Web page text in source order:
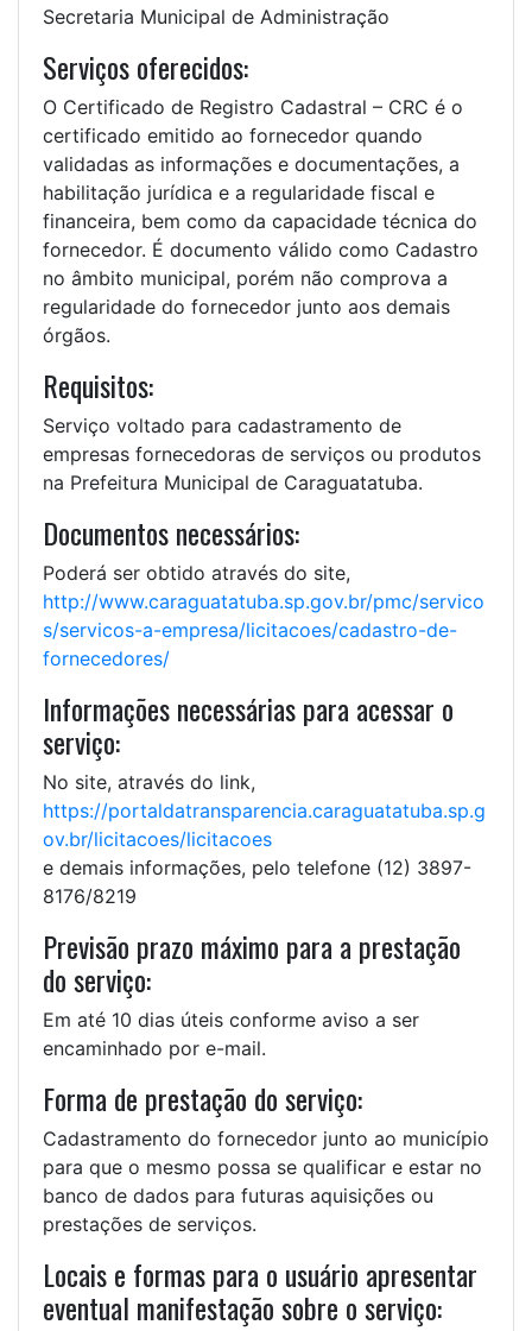
Secretaria Municipal de Administração
Serviços oferecidos:
O Certificado de Registro Cadastral – CRC é o
certificado emitido ao fornecedor quando
validadas as informações e documentações, a
habilitação jurídica e a regularidade fiscal e
financeira, bem como da capacidade técnica do
fornecedor. É documento válido como Cadastro
no âmbito municipal, porém não comprova a
regularidade do fornecedor junto aos demais
órgãos.
Requisitos:
Serviço voltado para cadastramento de
empresas fornecedoras de serviços ou produtos
na Prefeitura Municipal de Caraguatatuba.
Documentos necessários:
Poderá ser obtido através do site,
http://www.caraguatatuba.sp.gov.br/pmc/servico
s/servicos-a-empresa/licitacoes/cadastro-de-
fornecedores/
Informações necessárias para acessar o
serviço:
No site, através do link,
https://portaldatransparencia.caraguatatuba.sp.g
ov.br/licitacoes/licitacoes
e demais informações, pelo telefone (12) 3897-
8176/8219
Previsão prazo máximo para a prestação
do serviço:
Em até 10 dias úteis conforme aviso a ser
encaminhado por e-mail.
Forma de prestação do serviço:
Cadastramento do fornecedor junto ao município
para que o mesmo possa se qualificar e estar no
banco de dados para futuras aquisições ou
prestações de serviços.
Locais e formas para o usuário apresentar
eventual manifestação sobre o serviço: